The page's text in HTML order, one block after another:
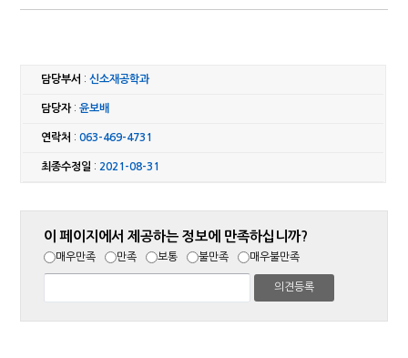
담당부서 :신소재공학과
담당자:윤보배
연락처 :063-469-4731
최종수정일 : 2021-08-31
이 페이지에서 제공하는 정보에 만족하십니까?
매우만족 만족 보통 불만족 매우불만족